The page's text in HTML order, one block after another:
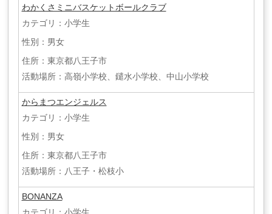
わかくさミニバスケットボールクラブ
カテゴリ：小学生
性別：男女
住所：東京都八王子市
活動場所：高嶺小学校、鑓水小学校、中山小学校
からまつエンジェルス
カテゴリ：小学生
性別：男女
住所：東京都八王子市
活動場所：八王子・松枝小
BONANZA